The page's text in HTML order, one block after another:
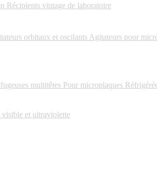
Récipients vintage de laboratoire
orbitaux et oscilants Agitateurs pour
multitêtes Pour microplaques
visible et ultraviolette